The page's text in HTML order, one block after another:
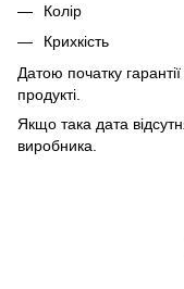
Колір
Крихкість
Датою початку
продукті.
Якщо така дата
виробника.